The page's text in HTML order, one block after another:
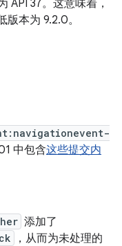
API 37。这意味着，
本为 9.2.0。
中包含这些提交内
添加了
，从而为未处理的